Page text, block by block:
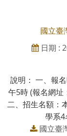
國立臺
日期 :
說明： 一、報
午5時 (報名網
二、招生名額：
學系4
國立臺